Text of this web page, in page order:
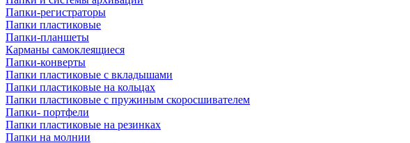
Папки-регистраторы
Папки пластиковые
Папки-планшеты
Карманы самоклеящиеся
Папки-конверты
Папки пластиковые с вкладышами
Папки пластиковые на кольцах
Папки пластиковые с пружиным скоросшивателем
Папки- портфели
Папки пластиковые на резинках
Папки на молнии